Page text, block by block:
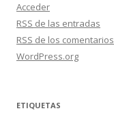
Acceder
RSS de las entradas
RSS de los comentarios
WordPress.org
ETIQUETAS